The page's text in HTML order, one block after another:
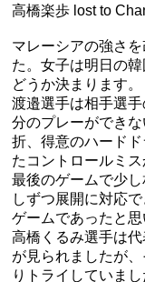
高橋楽歩 lost to
マレーシアの強さ
た。女子は明日の
どうか決まります。
渡邉選手は相手選
分のプレーができ
折、得意のハード
たコントロールミ
最後のゲームで少
しずつ展開に対応
ゲームであったと思
高橋くるみ選手は
が見られましたが
りトライしていま